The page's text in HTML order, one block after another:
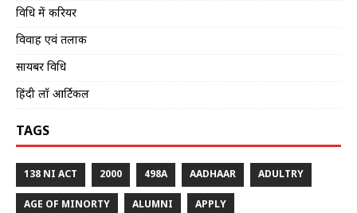
विधि में करियर
विवाह एवं तलाक
सायबर विधि
हिंदी लॉ आर्टिकल
TAGS
138 NI ACT 2000 498A AADHAAR ADULTRY
AGE OF MINORTY ALUMNI APPLY